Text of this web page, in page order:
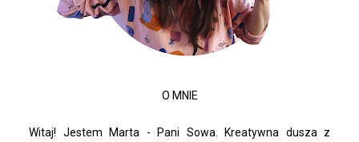
O MNIE
Witaj! Jestem Marta - Pani Sowa. Kreatywna dusza z